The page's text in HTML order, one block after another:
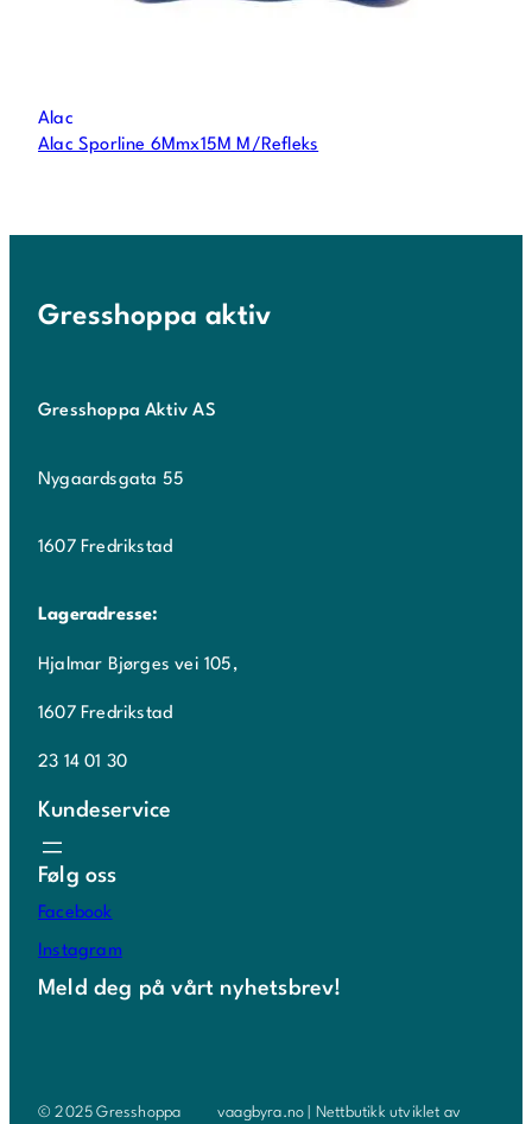
Alac
Alac Sporline 6Mmx15M M/Refleks
Gresshoppa aktiv
Gresshoppa Aktiv AS
Nygaardsgata 55
1607 Fredrikstad
Lageradresse:
Hjalmar Bjørges vei 105,
1607 Fredrikstad
23 14 01 30
Kundeservice
Følg oss
Facebook
Instagram
Meld deg på vårt nyhetsbrev!
© 2025 Gresshoppa vaagbyra.no | Nettbutikk utviklet av